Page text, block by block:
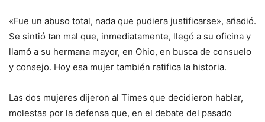
«Fue un abuso total, nada que pudiera justificarse», añadió.
Se sintió tan mal que, inmediatamente, llegó a su oficina y
llamó a su hermana mayor, en Ohio, en busca de consuelo
y consejo. Hoy esa mujer también ratifica la historia.
Las dos mujeres dijeron al Times que decidieron hablar,
molestas por la defensa que, en el debate del pasado